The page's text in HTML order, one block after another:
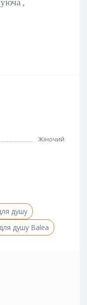
,
Жіночий
душу
душу Balea